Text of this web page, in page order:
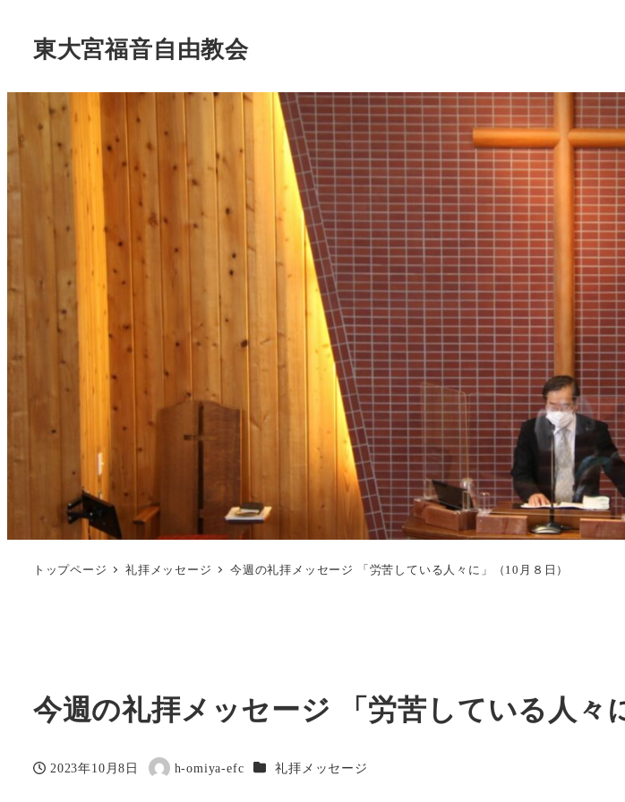
東大宮福音自由教会
トップページ 礼拝メッセージ 今週の礼拝メッセージ 「労苦している人々に」（10月８日）
今週の礼拝メッセージ 「労苦している人々
投稿日
2023年10月8日
著
h-omiya-efc カテゴリー
礼拝メッセージ